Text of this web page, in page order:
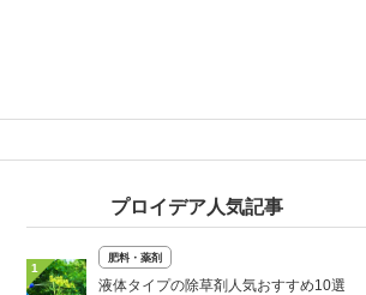
プロイデア人気記事
1
肥料・薬剤
液体タイプの除草剤人気おすすめ10選